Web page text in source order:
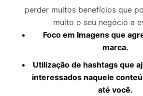
perder muitos benefícios que
muito o seu negócio a
Foco em Imagens que
marca.
Utilização de hashtags que
interessados naquele
até você.